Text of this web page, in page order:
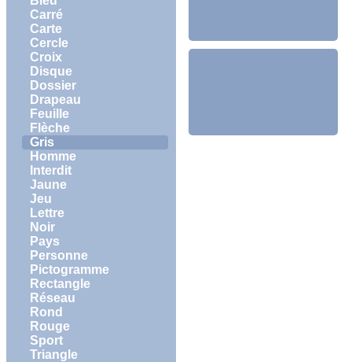
Carré
Carte
Cercle
Croix
Disque
Dossier
Drapeau
Feuille
Flèche
Gris
Homme
Interdit
Jaune
Jeu
Lettre
Noir
Pays
Personne
Pictogramme
Rectangle
Réseau
Rond
Rouge
Sport
Triangle